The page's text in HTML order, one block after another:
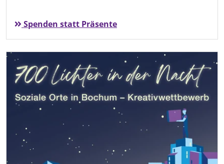
Spenden statt Präsente